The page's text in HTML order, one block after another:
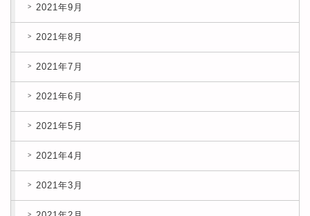
2021年9月
2021年8月
2021年7月
2021年6月
2021年5月
2021年4月
2021年3月